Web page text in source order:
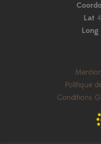
Lat
Long
Politique
Conditions